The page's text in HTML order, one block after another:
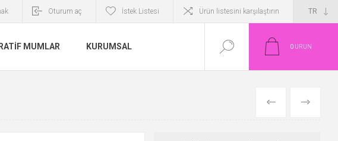
Oturum aç İstek Listesi Ürün listesini karşılaştırın
MUMLAR KURUMSAL 0 ÜRÜN
ÖNCEKISONRAKI